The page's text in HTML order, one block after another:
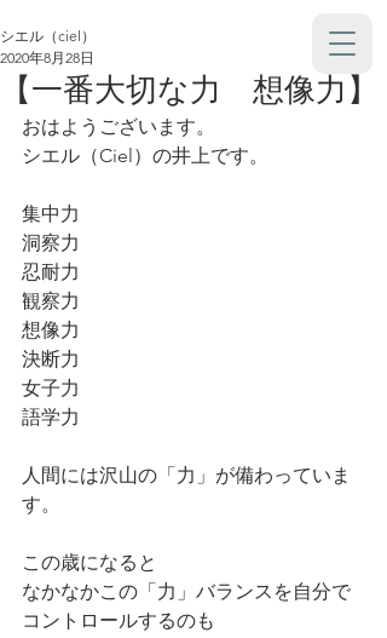
【一番大切な力 想像力】
シエル（ciel）
2020年8月28日
おはようございます。
シエル（Ciel）の井上です。
集中力
洞察力
忍耐力
観察力
想像力
決断力
女子力
語学力
人間には沢山の「力」が備わっていま
す。
この歳になると
なかなかこの「力」バランスを自分で
コントロールするのも